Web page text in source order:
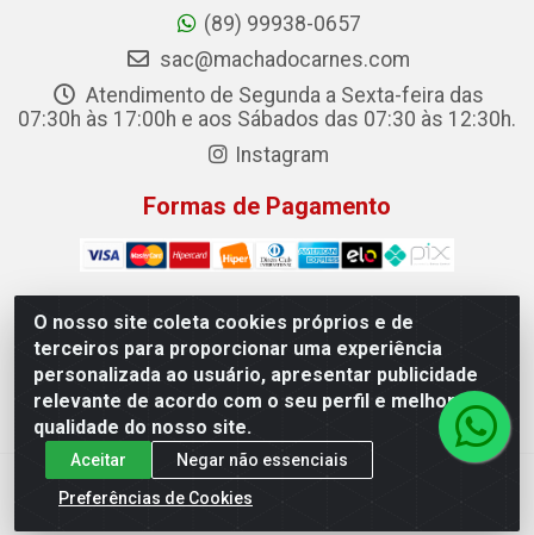
O nosso site coleta cookies próprios e de
terceiros para proporcionar uma experiência
personalizada ao usuário, apresentar publicidade
relevante de acordo com o seu perfil e melhorar a
qualidade do nosso site.
Aceitar
Negar não essenciais
Preferências de Cookies
(89) 99938-0657
sac@machadocarnes.com
Atendimento de Segunda a Sexta-feira das
07:30h às 17:00h e aos Sábados das 07:30 às 12:30h.
Instagram
Formas de Pagamento
Machado Carnes Distribuidora de Alimentos LTDA -
Logradouro: Avenida Candido Aleixo, 148 - Centro - Oeiras/PI
- CEP 64.500-000 - 31.391.008/0001-50